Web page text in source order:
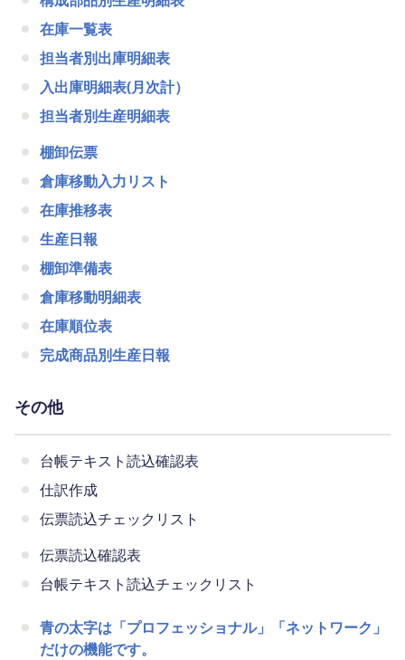
在庫一覧表
担当者別出庫明細表
入出庫明細表(月次計）
担当者別生産明細表
棚卸伝票
倉庫移動入力リスト
在庫推移表
生産日報
棚卸準備表
倉庫移動明細表
在庫順位表
完成商品別生産日報
その他
台帳テキスト読込確認表
仕訳作成
伝票読込チェックリスト
伝票読込確認表
台帳テキスト読込チェックリスト
青の太字は「プロフェッショナル」「ネットワーク」
だけの機能です。